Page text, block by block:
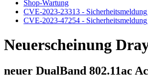
Shop-Wartung
CVE-2023-23313 -
CVE-2023-47254 -
Neuerscheinung
neuer DualBand 802.11ac